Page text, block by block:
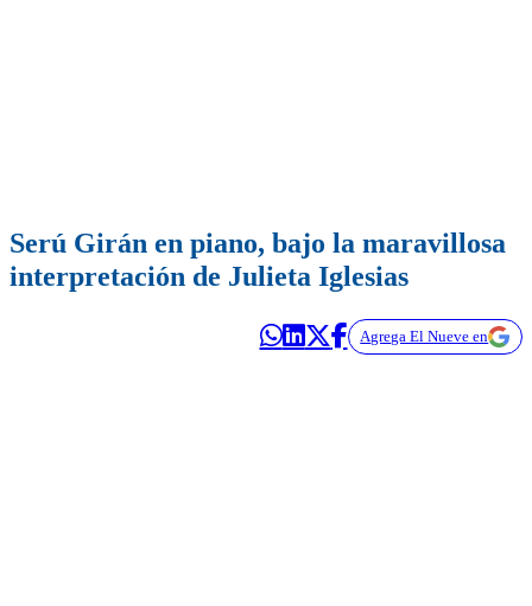
Serú Girán en piano, bajo la maravillosa
interpretación de Julieta Iglesias
Agrega El Nueve en